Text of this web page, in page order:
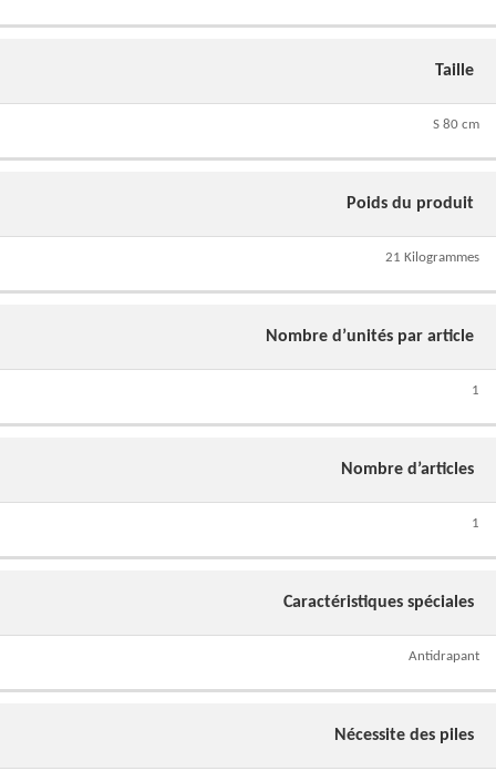
Taille
S 80 cm
Poids du produit
21 Kilogrammes
Nombre d’unités par article
1
Nombre d’articles
1
Caractéristiques spéciales
Antidrapant
Nécessite des piles